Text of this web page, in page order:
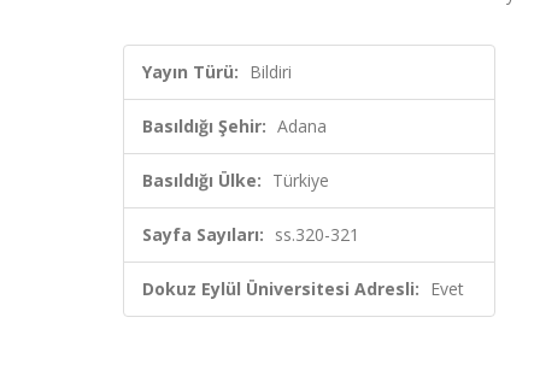
Yayın Türü: Bildiri
Basıldığı Şehir: Adana
Basıldığı Ülke: Türkiye
Sayfa Sayıları: ss.320-321
Dokuz Eylül Üniversitesi Adresli: Evet